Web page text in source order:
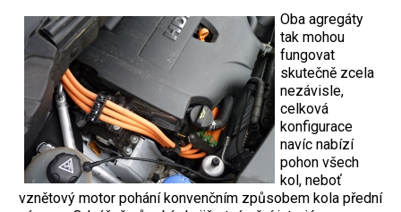
Oba agregáty
tak mohou
fungovat
skutečně zcela
nezávisle,
celková
konfigurace
navíc nabízí
pohon všech
kol, neboť
vznětový motor pohání konvenčním způsobem kola přední